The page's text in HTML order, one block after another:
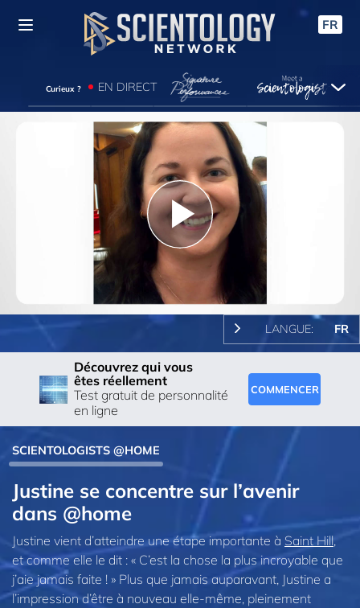
FR
Curieux ? EN DIRECT
Play
Video
LANGUE: FR
Découvrez qui vous
êtes réellement
Test gratuit de personnalité
en ligne
COMMENCER
SCIENTOLOGISTS @HOME
Justine se concentre sur l’avenir
dans @home
Justine vient d’atteindre une étape importante à Saint Hill,
et comme elle le dit : « C’est la chose la plus incroyable que
j’aie jamais faite ! » Plus que jamais auparavant, Justine a
l’impression d’être à nouveau elle-même, pleinement